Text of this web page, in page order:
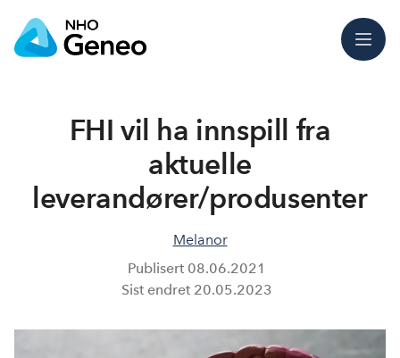
Meny
FHI vil ha innspill fra
aktuelle
leverandører/produsenter
Melanor
Publisert 08.06.2021
Sist endret 20.05.2023